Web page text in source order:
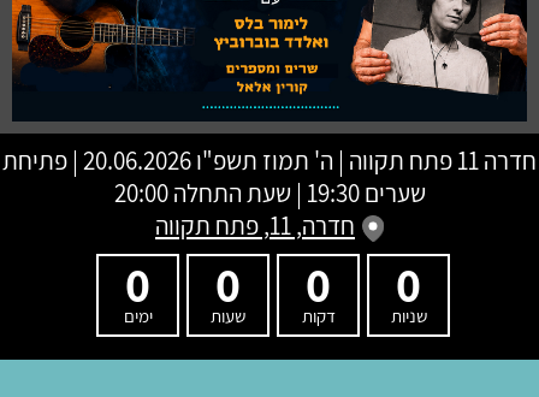
חדרה 11 פתח תקווה | ה' תמוז תשפ"ו
20.06.2026 | פתיחת
שערים 19:30 | שעת התחלה 20:00
חדרה, 11, פתח תקווה
0
שניות
0
דקות
0
שעות
0
ימים